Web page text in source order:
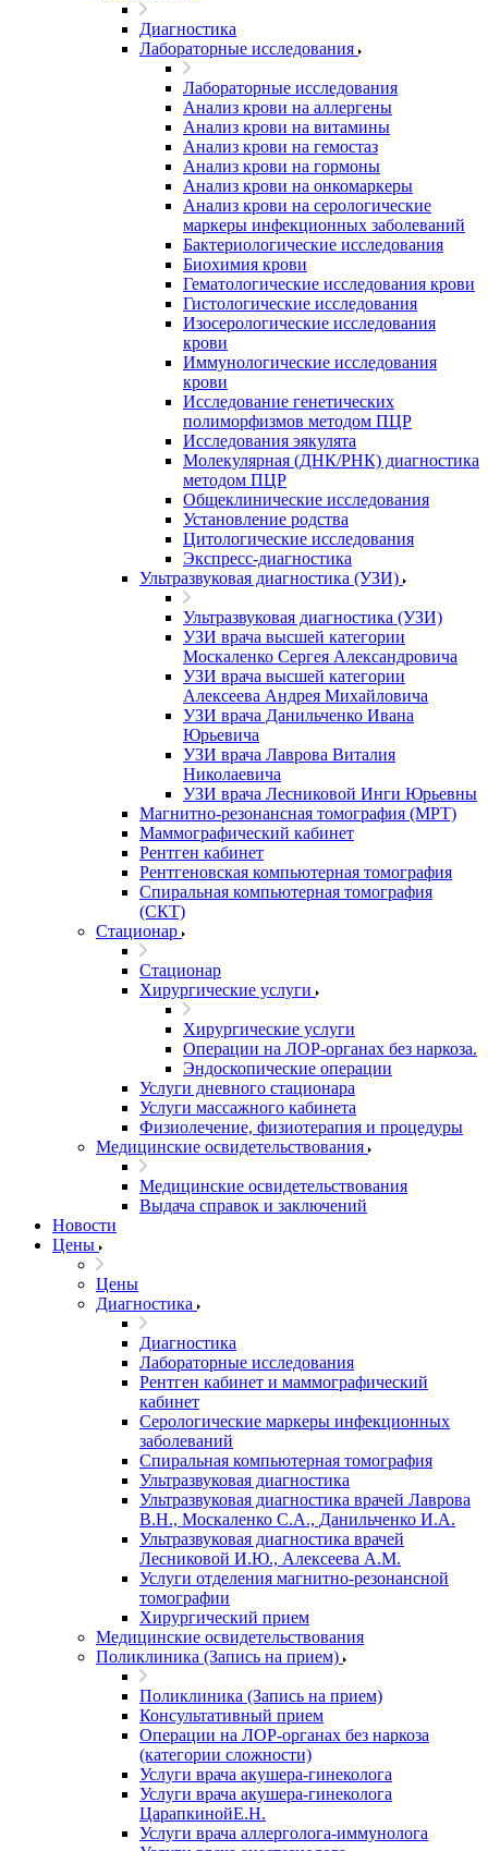
Диагностика
Лабораторные исследования
Лабораторные исследования
Анализ крови на аллергены
Анализ крови на витамины
Анализ крови на гемостаз
Анализ крови на гормоны
Анализ крови на онкомаркеры
Анализ крови на серологические
маркеры инфекционных заболеваний
Бактериологические исследования
Биохимия крови
Гематологические исследования крови
Гистологические исследования
Изосерологические исследования
крови
Иммунологические исследования
крови
Исследование генетических
полиморфизмов методом ПЦР
Исследования эякулята
Молекулярная (ДНК/РНК) диагностика
методом ПЦР
Общеклинические исследования
Установление родства
Цитологические исследования
Экспресс-диагностика
Ультразвуковая диагностика (УЗИ)
Ультразвуковая диагностика (УЗИ)
УЗИ врача высшей категории
Москаленко Сергея Александровича
УЗИ врача высшей категории
Алексеева Андрея Михайловича
УЗИ врача Данильченко Ивана
Юрьевича
УЗИ врача Лаврова Виталия
Николаевича
УЗИ врача Лесниковой Инги Юрьевны
Магнитно-резонансная томография (МРТ)
Маммографический кабинет
Рентген кабинет
Рентгеновская компьютерная томография
Спиральная компьютерная томография
(СКТ)
Стационар
Стационар
Хирургические услуги
Хирургические услуги
Операции на ЛОР-органах без наркоза.
Эндоскопические операции
Услуги дневного стационара
Услуги массажного кабинета
Физиолечение, физиотерапия и процедуры
Медицинские освидетельствования
Медицинские освидетельствования
Выдача справок и заключений
Новости
Цены
Цены
Диагностика
Диагностика
Лабораторные исследования
Рентген кабинет и маммографический
кабинет
Серологические маркеры инфекционных
заболеваний
Спиральная компьютерная томография
Ультразвуковая диагностика
Ультразвуковая диагностика врачей Лаврова
В.Н., Москаленко С.А., Данильченко И.А.
Ультразвуковая диагностика врачей
Лесниковой И.Ю., Алексеева А.М.
Услуги отделения магнитно-резонансной
томографии
Хирургический прием
Медицинские освидетельствования
Поликлиника (Запись на прием)
Поликлиника (Запись на прием)
Консультативный прием
Операции на ЛОР-органах без наркоза
(категории сложности)
Услуги врача акушера-гинеколога
Услуги врача акушера-гинеколога
ЦарапкинойЕ.Н.
Услуги врача аллерголога-иммунолога